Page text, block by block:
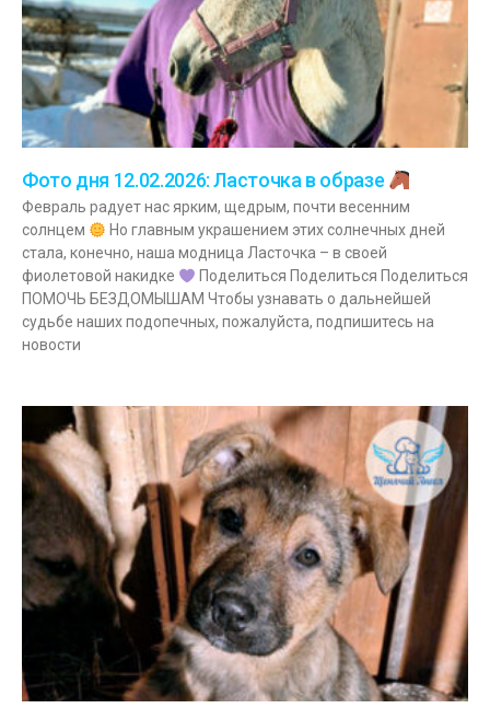
Фото дня 12.02.2026: Ласточка в образе
Февраль радует нас ярким, щедрым, почти весенним
солнцем
Но главным украшением этих солнечных дней
стала, конечно, наша модница Ласточка – в своей
фиолетовой накидке
Поделиться Поделиться Поделиться
ПОМОЧЬ БЕЗДОМЫШАМ Чтобы узнавать о дальнейшей
судьбе наших подопечных, пожалуйста, подпишитесь на
новости